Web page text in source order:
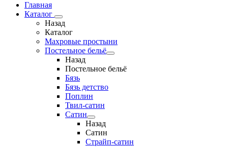
Главная
Каталог
Назад
Каталог
Махровые простыни
Постельное бельё
Назад
Постельное бельё
Бязь
Бязь детство
Поплин
Твил-сатин
Сатин
Назад
Сатин
Страйп-сатин